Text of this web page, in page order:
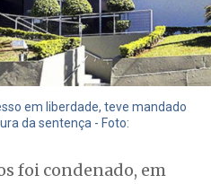
em liberdade, teve mandado
da sentença - Foto:
foi condenado, em